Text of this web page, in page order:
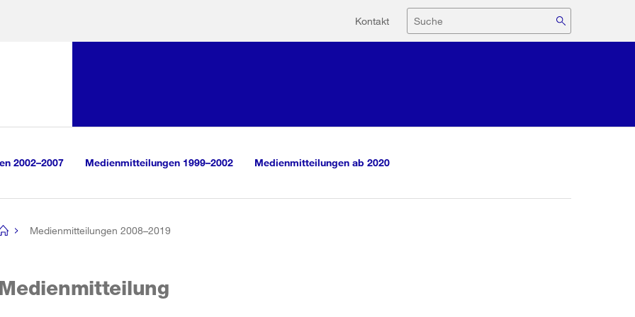
Hilfsnavigation
Kontakt Suche
2002–2007 Medienmitteilungen 1999–2002 Medienmitteilungen ab 2020
Medienmitteilungen 2008–2019